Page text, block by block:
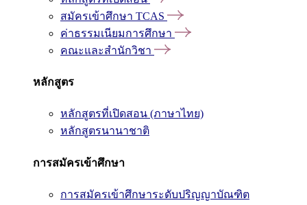
สมัครเข้าศึกษา TCAS
ค่าธรรมเนียมการศึกษา
คณะและสำนักวิชา
หลักสูตร
หลักสูตรที่เปิดสอน (ภาษาไทย)
หลักสูตรนานาชาติ
การสมัครเข้าศึกษา
การสมัครเข้าศึกษาระดับปริญญาบัณฑิต